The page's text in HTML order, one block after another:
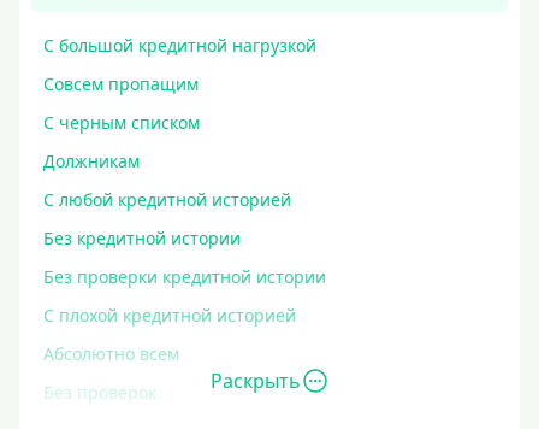
С большой кредитной нагрузкой
Совсем пропащим
С черным списком
Должникам
С любой кредитной историей
Без кредитной истории
Без проверки кредитной истории
С плохой кредитной историей
Абсолютно всем
Без проверок
Раскрыть